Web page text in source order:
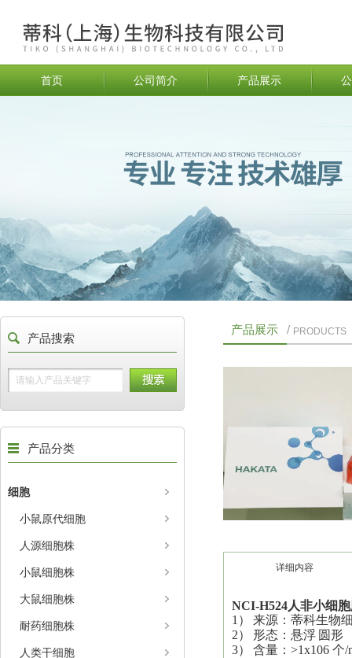
首页 公司简介 产品展示
产品搜索
产品分类
细胞
小鼠原代细胞
人源细胞株
小鼠细胞株
大鼠细胞株
耐药细胞株
人类干细胞
产品展示 / PRODUCTS
详细内容
NCI-H524人非小细
1）
来源：蒂科生物
2）
形态： 悬浮 圆形
3）
含量：>1x106 个/